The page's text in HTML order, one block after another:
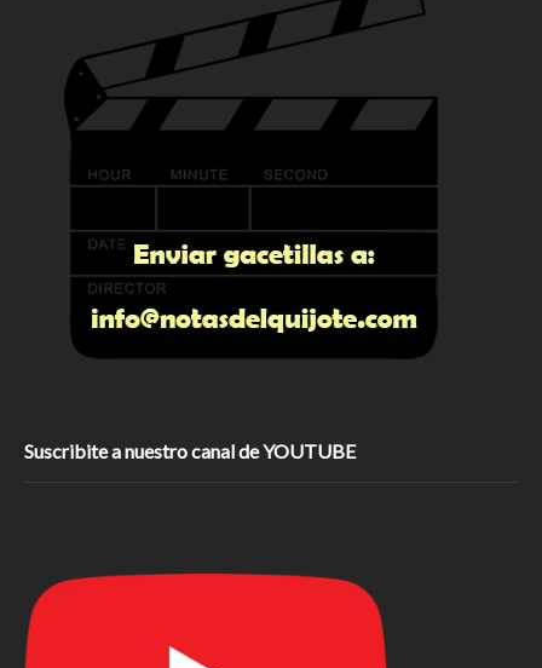
Suscribite a nuestro canal de YOUTUBE